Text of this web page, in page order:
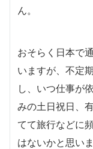
ん。
おそらく日本で
いますが、不定
し、いつ仕事が
みの土日祝日、
てて旅行などに
はないかと思いま